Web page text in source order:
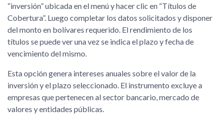
“inversión” ubicada en el menú y hacer clic en “Títulos de
Cobertura”. Luego completar los datos solicitados y disponer
del monto en bolívares requerido. El rendimiento de los
títulos se puede ver una vez se indica el plazo y fecha de
vencimiento del mismo.
Esta opción genera intereses anuales sobre el valor de la
inversión y el plazo seleccionado. El instrumento excluye a
empresas que pertenecen al sector bancario, mercado de
valores y entidades públicas.